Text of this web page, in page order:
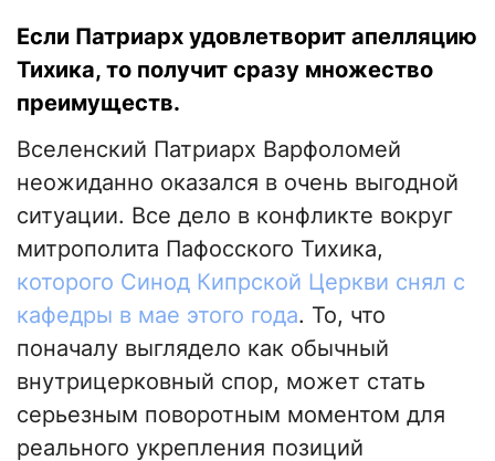
Если Патриарх удовлетворит апелляцию
Тихика, то получит сразу множество
преимуществ.
Вселенский Патриарх Варфоломей
неожиданно оказался в очень выгодной
ситуации. Все дело в конфликте вокруг
митрополита Пафосского Тихика,
которого Синод Кипрской Церкви снял с
кафедры в мае этого года. То, что
поначалу выглядело как обычный
внутрицерковный спор, может стать
серьезным поворотным моментом для
реального укрепления позиций